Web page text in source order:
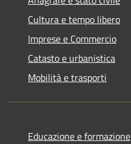
Cultura e tempo libero
Imprese e Commercio
Catasto e urbanistica
Mobilità e trasporti
Educazione e formazione